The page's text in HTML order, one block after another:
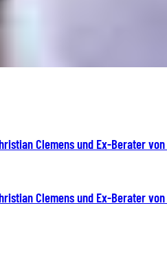
Clemens und Ex-Berater von
Clemens und Ex-Berater von